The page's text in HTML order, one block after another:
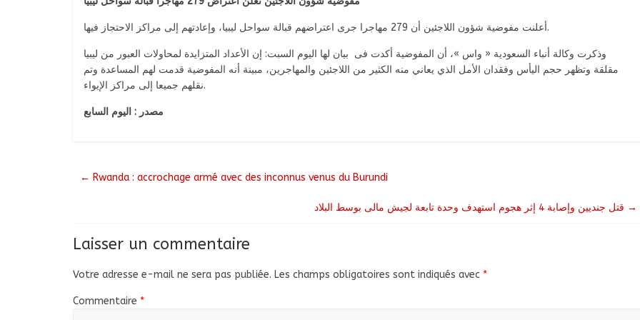
أعلنت مفوضية شؤون اللاجئين أن 279 مهاجرا جرى اعتراضهم قبالة سواحل ليبيا، وإعادتهم إلى مراكز الاحتجاز فيها.
وذكرت وكالة أنباء السعودية « واس »، أن المفوضية أكدت فى بيان لها اليوم السبت: إن الأعداد المتزايدة لمحاولات العبور من ليبيا
مقلقة وتظهر حجم اليأس وفقدان الأمل الذي يعاني منه الكثير من اللاجئين والمهاجرين، مبينة أنه المفوضية قدمت لهم المساعدة وتم
نقلهم جميعا إلى مراكز الإيواء.
مصدر : اليوم السابع
← Rwanda : accrochage armé avec des inconnus venus du Burundi
→
Laisser un commentaire
Votre adresse e-mail ne sera pas publiée. Les champs obligatoires sont indiqués avec *
Commentaire *